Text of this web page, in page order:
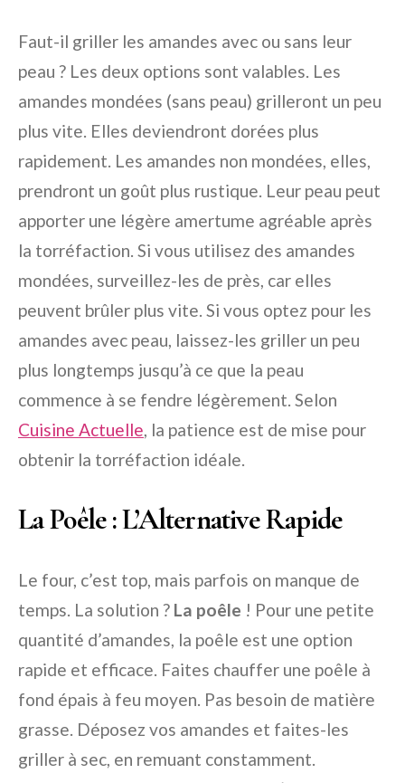
Faut-il griller les amandes avec ou sans leur
peau ? Les deux options sont valables. Les
amandes mondées (sans peau) grilleront un peu
plus vite. Elles deviendront dorées plus
rapidement. Les amandes non mondées, elles,
prendront un goût plus rustique. Leur peau peut
apporter une légère amertume agréable après
la torréfaction. Si vous utilisez des amandes
mondées, surveillez-les de près, car elles
peuvent brûler plus vite. Si vous optez pour les
amandes avec peau, laissez-les griller un peu
plus longtemps jusqu’à ce que la peau
commence à se fendre légèrement. Selon
Cuisine Actuelle, la patience est de mise pour
obtenir la torréfaction idéale.
La Poêle : L’Alternative Rapide
Le four, c’est top, mais parfois on manque de
temps. La solution ? La poêle ! Pour une petite
quantité d’amandes, la poêle est une option
rapide et efficace. Faites chauffer une poêle à
fond épais à feu moyen. Pas besoin de matière
grasse. Déposez vos amandes et faites-les
griller à sec, en remuant constamment.